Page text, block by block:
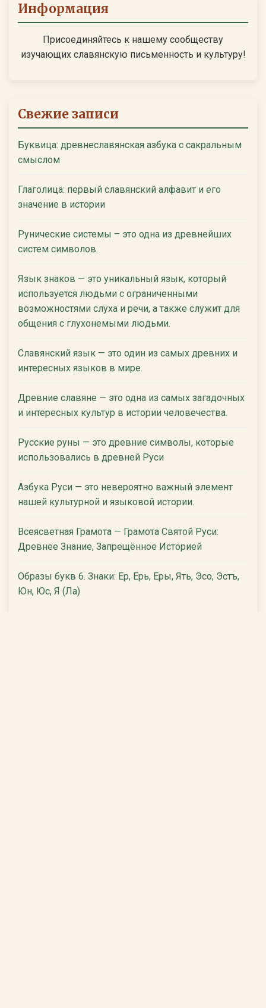
Информация
Присоединяйтесь к нашему сообществу
изучающих славянскую письменность и культуру!
Свежие записи
Буквица: древнеславянская азбука с сакральным
смыслом
Глаголица: первый славянский алфавит и его
значение в истории
Рунические системы – это одна из древнейших
систем символов.
Язык знаков — это уникальный язык, который
используется людьми с ограниченными
возможностями слуха и речи, а также служит для
общения с глухонемыми людьми.
Славянский язык — это один из самых древних и
интересных языков в мире.
Древние славяне — это одна из самых загадочных
и интересных культур в истории человечества.
Русские руны — это древние символы, которые
использовались в древней Руси
Азбука Руси — это невероятно важный элемент
нашей культурной и языковой истории.
Всеясветная Грамота — Грамота Святой Руси:
Древнее Знание, Запрещённое Историей
Образы букв 6. Знаки: Ер, Ерь, Еры, Ять, Эсо, Эстъ,
Юн, Юс, Я (Ла)